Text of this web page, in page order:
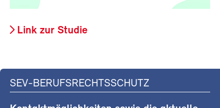
Link zur Studie
SEV-BERUFSRECHTSSCHUTZ